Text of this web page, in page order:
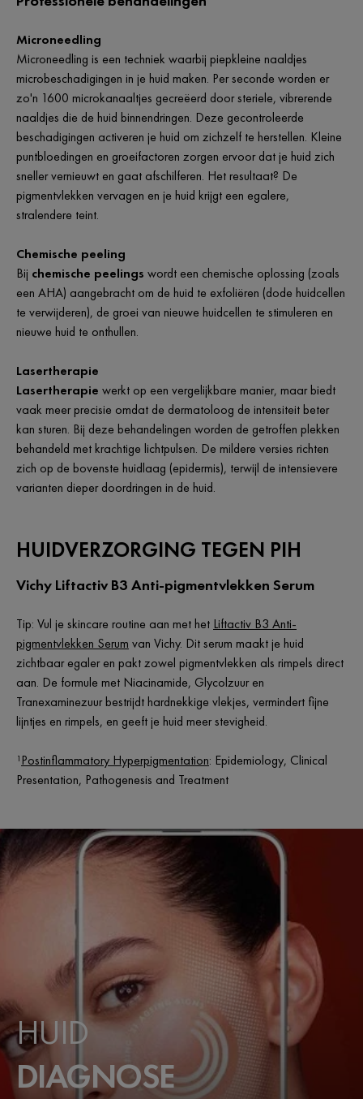
Microneedling
Microneedling is een techniek waarbij piepkleine naaldjes
microbeschadigingen in je huid maken. Per seconde worden er
zo'n 1600 microkanaaltjes gecreëerd door steriele, vibrerende
naaldjes die de huid binnendringen. Deze gecontroleerde
beschadigingen activeren je huid om zichzelf te herstellen. Kleine
puntbloedingen en groeifactoren zorgen ervoor dat je huid zich
sneller vernieuwt en gaat afschilferen. Het resultaat? De
pigmentvlekken vervagen en je huid krijgt een egalere,
stralendere teint.
Chemische peeling
Bij chemische peelings wordt een chemische oplossing (zoals
een AHA) aangebracht om de huid te exfoliëren (dode huidcellen
te verwijderen), de groei van nieuwe huidcellen te stimuleren en
nieuwe huid te onthullen.
Lasertherapie
Lasertherapie werkt op een vergelijkbare manier, maar biedt
vaak meer precisie omdat de dermatoloog de intensiteit beter
kan sturen. Bij deze behandelingen worden de getroffen plekken
behandeld met krachtige lichtpulsen. De mildere versies richten
zich op de bovenste huidlaag (epidermis), terwijl de intensievere
varianten dieper doordringen in de huid.
HUIDVERZORGING TEGEN PIH
Vichy Liftactiv B3 Anti-pigmentvlekken Serum
Tip: Vul je skincare routine aan met het Liftactiv B3 Anti-
pigmentvlekken Serum van Vichy. Dit serum maakt je huid
zichtbaar egaler en pakt zowel pigmentvlekken als rimpels direct
aan. De formule met Niacinamide, Glycolzuur en
Tranexaminezuur bestrijdt hardnekkige vlekjes, vermindert fijne
lijntjes en rimpels, en geeft je huid meer stevigheid.
¹Postinflammatory Hyperpigmentation: Epidemiology, Clinical
Presentation, Pathogenesis and Treatment
HUID
DIAGNOSE